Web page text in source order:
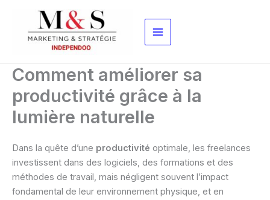
contenu
Comment améliorer sa
productivité grâce à la
lumière naturelle
Dans la quête d’une productivité optimale, les freelances
investissent dans des logiciels, des formations et des
méthodes de travail, mais négligent souvent l’impact
fondamental de leur environnement physique, et en